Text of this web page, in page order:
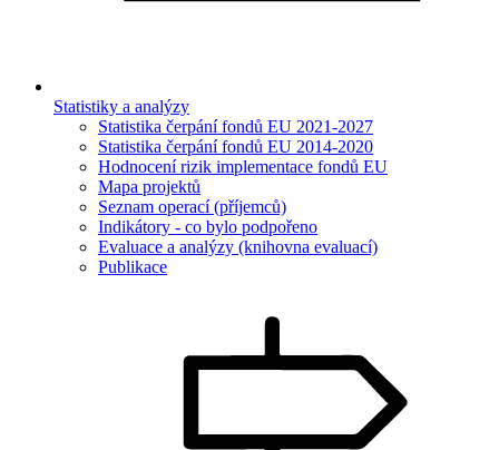
Statistiky a analýzy
Statistika čerpání fondů EU 2021-2027
Statistika čerpání fondů EU 2014-2020
Hodnocení rizik implementace fondů EU
Mapa projektů
Seznam operací (příjemců)
Indikátory - co bylo podpořeno
Evaluace a analýzy (knihovna evaluací)
Publikace